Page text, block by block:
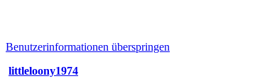
Benutzerinformationen überspringen
littleloony1974